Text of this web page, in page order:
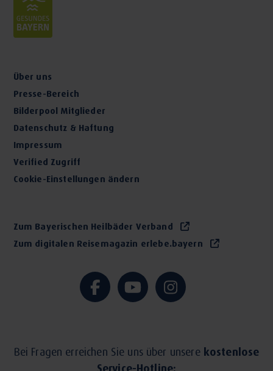
Über uns
Presse-Bereich
Bilderpool Mitglieder
Datenschutz & Haftung
Impressum
Verified Zugriff
Cookie-Einstellungen ändern
Zum Bayerischen Heilbäder Verband
Zum digitalen Reisemagazin erlebe.bayern
Bei Fragen erreichen Sie uns über unsere kostenlose
Service-Hotline: